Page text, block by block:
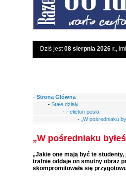
Dziś jest08 sierpnia 2026 r.,
- Strona Główna
- Stałe działy
- Felieton posła
- „W pośredniaku
„W pośredniaku
„Jakie one mają być te
trafnie oddaje on smutny obraz
skompromitowała się